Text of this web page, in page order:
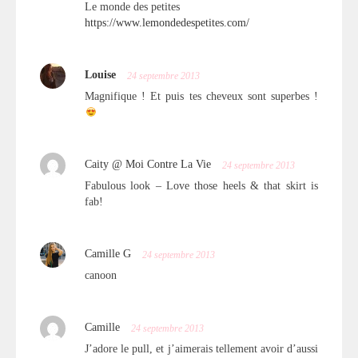
Le monde des petites
https://www.lemondedespetites.com/
Louise 24 septembre 2013
Magnifique ! Et puis tes cheveux sont superbes !
Caity @ Moi Contre La Vie 24 septembre 2013
Fabulous look – Love those heels & that skirt is
fab!
Camille G 24 septembre 2013
canoon
Camille 24 septembre 2013
J’adore le pull, et j’aimerais tellement avoir d’aussi